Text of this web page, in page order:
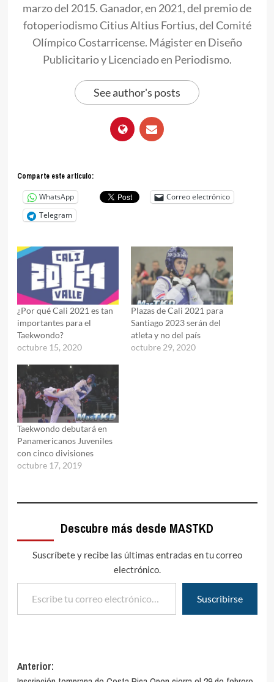
marzo del 2015. Ganador, en 2021, del premio de
fotoperiodismo Citius Altius Fortius, del Comité
Olímpico Costarricense. Mágister en Diseño
Publicitario y Licenciado en Periodismo.
See author's posts
Comparte este articulo:
WhatsApp
Correo electrónico
Telegram
¿Por qué Cali 2021 es tan
importantes para el
Taekwondo?
octubre 15, 2020
Plazas de Cali 2021 para
Santiago 2023 serán del
atleta y no del país
octubre 29, 2020
Taekwondo debutará en
Panamericanos Juveniles
con cinco divisiones
octubre 17, 2019
Descubre más desde MASTKD
Suscríbete y recibe las últimas entradas en tu correo
electrónico.
Escribe tu correo electrónico…
Suscribirse
Navegación
Anterior: